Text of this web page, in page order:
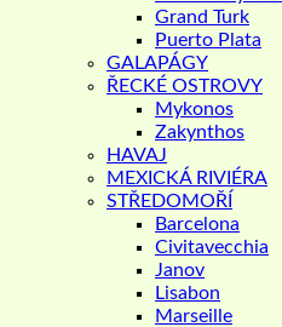
Grand Turk
Puerto Plata
GALAPÁGY
ŘECKÉ OSTROVY
Mykonos
Zakynthos
HAVAJ
MEXICKÁ RIVIÉRA
STŘEDOMOŘÍ
Barcelona
Civitavecchia
Janov
Lisabon
Marseille